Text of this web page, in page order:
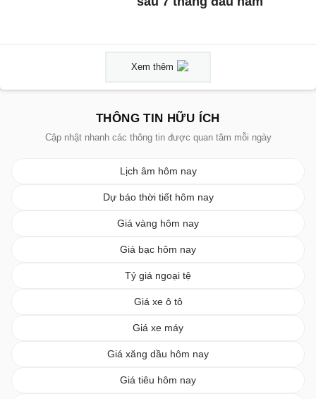
Xem thêm
THÔNG TIN HỮU ÍCH
Cập nhật nhanh các thông tin được quan tâm mỗi ngày
Lịch âm hôm nay
Dự báo thời tiết hôm nay
Giá vàng hôm nay
Giá bạc hôm nay
Tỷ giá ngoại tệ
Giá xe ô tô
Giá xe máy
Giá xăng dầu hôm nay
Giá tiêu hôm nay